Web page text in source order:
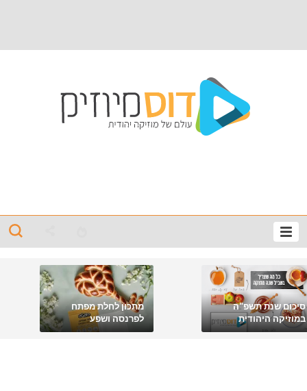
סיכום שנת תשפ"ה
במוזיקה היהודית
מתכון לחלת מפתח
לפרנסה ושפע